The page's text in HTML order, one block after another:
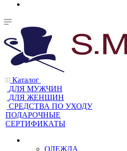
Каталог
ДЛЯ МУЖЧИН
ДЛЯ ЖЕНЩИН
CРЕДСТВА ПО УХОДУ
ПОДАРОЧНЫЕ
СЕРТИФИКАТЫ
ОДЕЖДА